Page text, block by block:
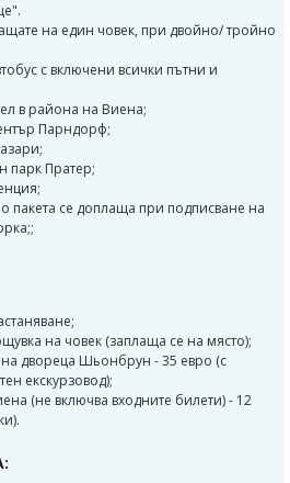
на един човек, при двойно/ тройно
с включени всички пътни и
в района на Виена;
Парндорф;
парк Пратер;
пакета се доплаща при подписване на
на човек (заплаща се на място);
двореца Шьонбрун - 35 евро (с
екскурзовод);
(не включва входните билети) - 12